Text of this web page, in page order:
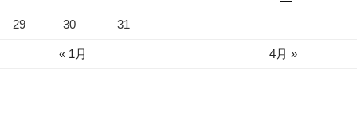
« 1月 4月 »
29 30 31